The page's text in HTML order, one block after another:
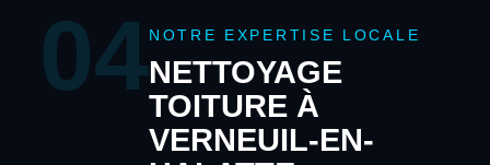
04NOTRE EXPERTISE LOCALE
NETTOYAGE
TOITURE À
VERNEUIL-EN-